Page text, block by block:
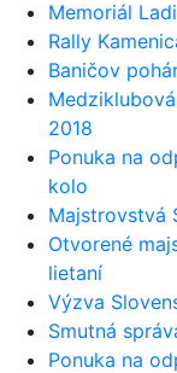
Memoriál
Rally
Baničov
2018
Ponuka na
kolo
Majstrovstvá
Otvorené
lietaní
Výzva
Smutná
Ponuka na